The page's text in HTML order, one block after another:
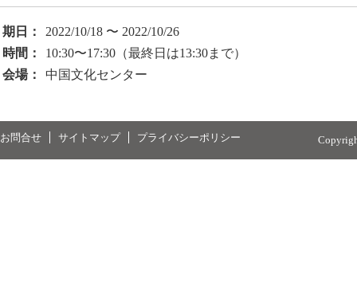
期日：
2022/10/18 〜 2022/10/26
時間：
10:30〜17:30（最終日は13:30まで）
会場：
中国文化センター
お問合せ サイトマップ プライバシーポリシー